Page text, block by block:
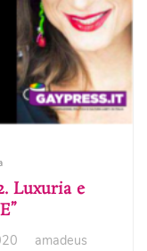
Luxuria e
amadeus